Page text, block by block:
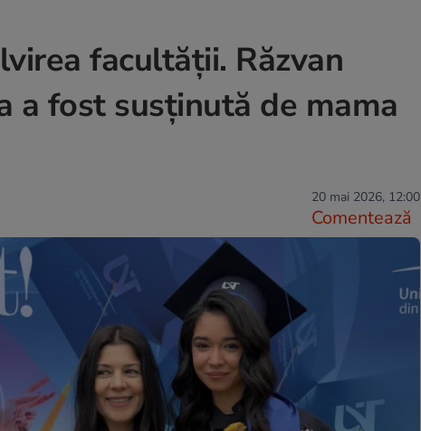
facultății. Răzvan
a fost susținută de mama
20 mai 2026, 12:00
Comentează